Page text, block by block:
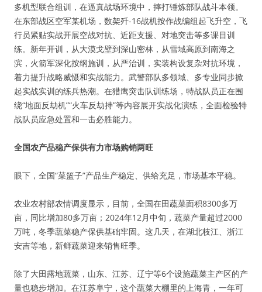
多机型联合组训，在逼真战场环境中，摔打锤炼部队战斗本领。
在东部战区空军某机场，数架歼-16战机按作战编组起飞升空，飞
行员紧贴实战开展空战对抗、近距支援、对地突击等多课目训
练。新年开训，从大漠戈壁到深山密林，从雪域高原到南海之
滨，火箭军深化按纲施训，从严治训，实装构设复杂对抗环境，
着力提升战略威慑和实战能力。武警部队多领域、多专业同步掀
起实战实训的练兵热潮。在猎鹰突击队训练场，特战队员正在围
绕“地面反劫机”“火车反劫持”等内容展开实战化演练，全面检验特
战队员应急处置和一击必胜能力。
全国农产品稳产保供有力市场购销两旺
眼下，全国“菜篮子”产品生产稳定、供给充足，市场基本平稳。
农业农村部农情调度显示，目前，全国在田蔬菜面积8300多万
亩，同比增加80多万亩；2024年12月中旬，蔬菜产量超过2000
万吨，冬季蔬菜稳产保供基础牢固。这几天，在湖北枝江、浙江
安吉等地，新鲜蔬菜迎来销售旺季。
除了大田露地蔬菜，山东、江苏、辽宁等6个设施蔬菜主产区的产
量也稳步增加。在江苏阜宁，这个蔬菜大棚里的上海青，一年可